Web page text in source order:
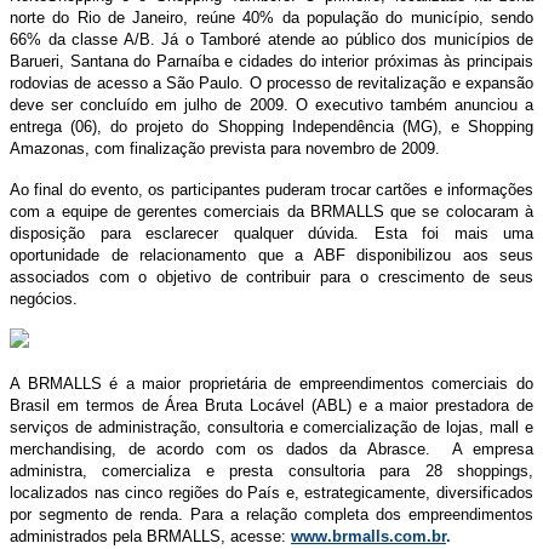
norte do Rio de Janeiro, reúne 40% da população do município, sendo
66% da classe A/B. Já o Tamboré atende ao público dos municípios de
Barueri, Santana do Parnaíba e cidades do interior próximas às principais
rodovias de acesso a São Paulo. O processo de revitalização e expansão
deve ser concluído em julho de 2009. O executivo também anunciou a
entrega (06), do projeto do Shopping Independência (MG), e Shopping
Amazonas, com finalização prevista para novembro de 2009.
Ao final do evento, os participantes puderam trocar cartões e informações
com a equipe de gerentes comerciais da BRMALLS que se colocaram à
disposição para esclarecer qualquer dúvida. Esta foi mais uma
oportunidade de relacionamento que a ABF disponibilizou aos seus
associados com o objetivo de contribuir para o crescimento de seus
negócios.
A BRMALLS é a maior proprietária de empreendimentos comerciais do
Brasil em termos de Área Bruta Locável (ABL) e a maior prestadora de
serviços de administração, consultoria e comercialização de lojas, mall e
merchandising, de acordo com os dados da Abrasce. A empresa
administra, comercializa e presta consultoria para 28 shoppings,
localizados nas cinco regiões do País e, estrategicamente, diversificados
por segmento de renda. Para a relação completa dos empreendimentos
administrados pela BRMALLS, acesse: www.brmalls.com.br.